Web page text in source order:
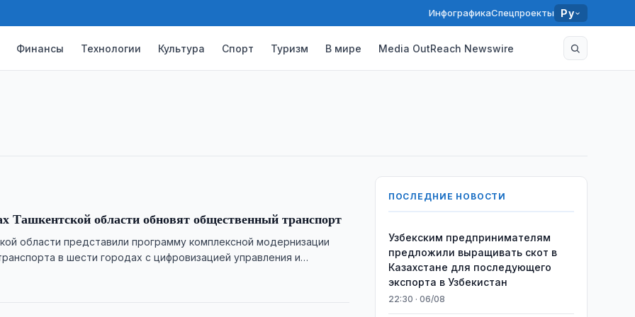
ИнфографикаСпецпроекты Ру
Финансы Технологии Культура Спорт Туризм В мире Media OutReach Newswire
предложили выращивать скот в
экспорта в Узбекистан
Для пилотного проекта …
Ташкентской области обновят общественный транспорт
области представили программу комплексной модернизации
в шести городах с цифровизацией управления и
ПОСЛЕДНИЕ НОВОСТИ
Узбекским предпринимателям
предложили выращивать скот в
Казахстане для последующего
экспорта в Узбекистан
22:30 · 06/08